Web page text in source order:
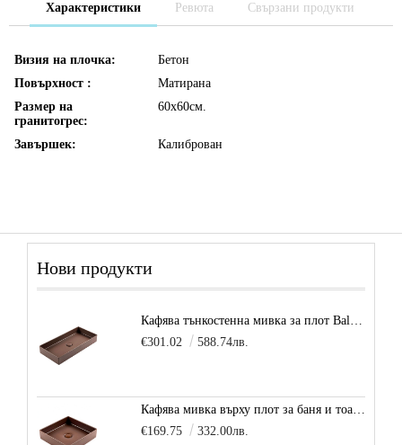
Характеристики Ревюта Свързани продукти
Визия на плочка:
Бетон
Повърхност :
Матирана
Размер на
гранитогрес:
60х60см.
Завършек: Калиброван
Нови продукти
Кафява тънкостенна мивка за плот Balance, цвят - карамел
€301.02
588.74лв.
Кафява мивка върху плот за баня и тоалетна Decente, цвят - карамел
€169.75
332.00лв.